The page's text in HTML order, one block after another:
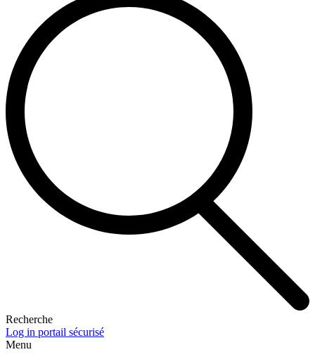
Recherche
Log in portail sécurisé
Menu